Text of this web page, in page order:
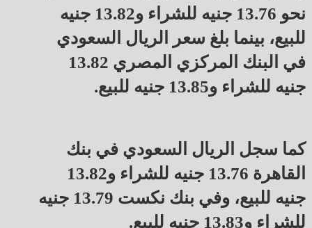
نحو 13.76 جنيه للشراء و13.82 جنيه
للبيع، بينما بلغ سعر الريال السعودي
في البنك المركزي المصري 13.82
جنيه للشراء و13.85 جنيه للبيع.
كما سجل الريال السعودي في بنك
القاهرة 13.76 جنيه للشراء و13.82
جنيه للبيع، وفي بنك نكست 13.79 جنيه
للشراء و13.83 جنيه للبيع.